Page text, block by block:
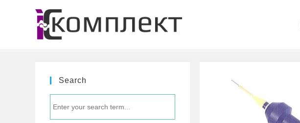
содержимому
Search